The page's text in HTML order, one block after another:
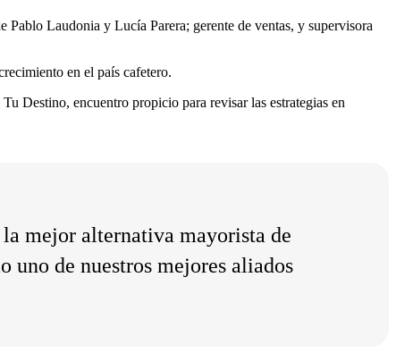
Laudonia y Lucía Parera; gerente de ventas, y supervisora
en el país cafetero.
Destino, encuentro propicio para revisar las estrategias en
mejor alternativa mayorista de
uno de nuestros mejores aliados